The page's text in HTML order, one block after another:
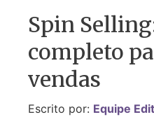
Spin
completo
vendas
Escrito por: Equipe